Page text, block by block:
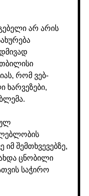
არ არის
თბილისი
რომ ვებ-
ხარვეზები,
იმ შემთხვევებზე,
ცნობილი
საჭირო